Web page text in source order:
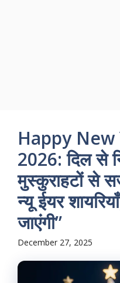
Happy
2026: दिल से
मुस्कुराहटों से
न्यू ईयर
जाएंगी”
December 27, 2025